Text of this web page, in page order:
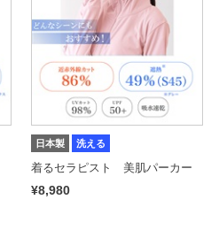
日本製 洗える
着るセラピスト 美肌パーカー
¥8,980